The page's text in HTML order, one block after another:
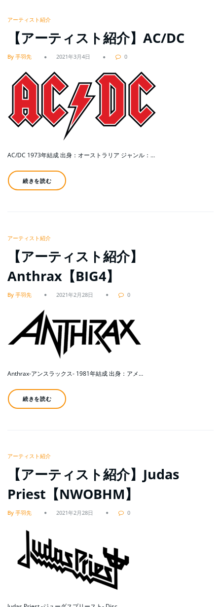
アーティスト紹介
【アーティスト紹介】AC/DC
By 手羽先 2021年3月4日 0
AC/DC 1973年結成 出身：オーストラリア ジャンル：…
続きを読む
アーティスト紹介
【アーティスト紹介】
Anthrax【BIG4】
By 手羽先 2021年2月28日 0
Anthrax-アンスラックス- 1981年結成 出身：アメ…
続きを読む
アーティスト紹介
【アーティスト紹介】Judas
Priest【NWOBHM】
By 手羽先 2021年2月28日 0